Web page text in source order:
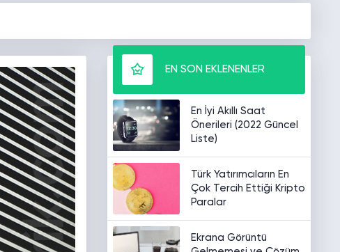
EN SON EKLENENLER
En İyi Akıllı Saat
Önerileri (2022 Güncel
Liste)
Türk Yatırımcıların En
Çok Tercih Ettiği Kripto
Paralar
Ekrana Görüntü